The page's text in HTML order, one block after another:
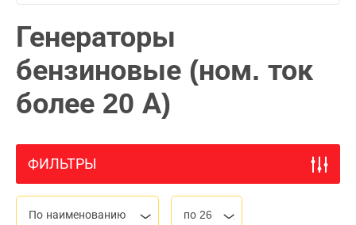
Генераторы
бензиновые (ном. ток
более 20 А)
ФИЛЬТРЫ
По наименованию по 26